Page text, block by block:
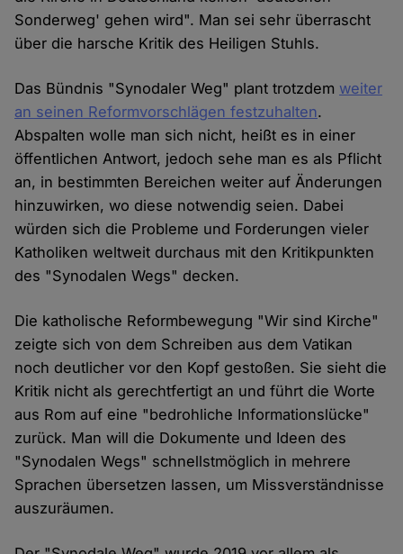
Sonderweg' gehen wird". Man sei sehr überrascht
über die harsche Kritik des Heiligen Stuhls.
Das Bündnis "Synodaler Weg" plant trotzdem weiter
an seinen Reformvorschlägen festzuhalten.
Abspalten wolle man sich nicht, heißt es in einer
öffentlichen Antwort, jedoch sehe man es als Pflicht
an, in bestimmten Bereichen weiter auf Änderungen
hinzuwirken, wo diese notwendig seien. Dabei
würden sich die Probleme und Forderungen vieler
Katholiken weltweit durchaus mit den Kritikpunkten
des "Synodalen Wegs" decken.
Die katholische Reformbewegung "Wir sind Kirche"
zeigte sich von dem Schreiben aus dem Vatikan
noch deutlicher vor den Kopf gestoßen. Sie sieht die
Kritik nicht als gerechtfertigt an und führt die Worte
aus Rom auf eine "bedrohliche Informationslücke"
zurück. Man will die Dokumente und Ideen des
"Synodalen Wegs" schnellstmöglich in mehrere
Sprachen übersetzen lassen, um Missverständnisse
auszuräumen.